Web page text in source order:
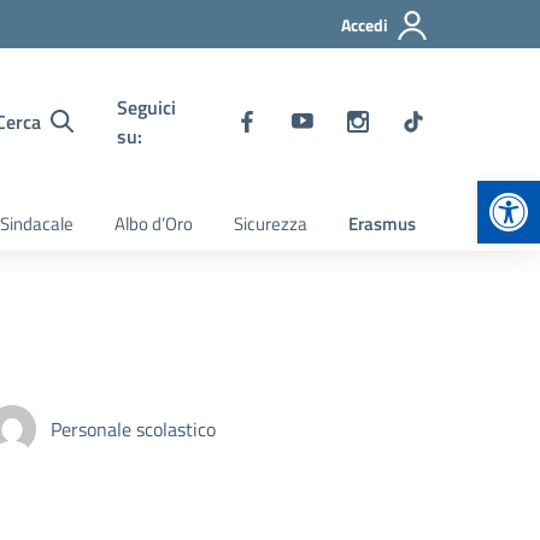
Accedi
Seguici
su:
Albo d’Oro Sicurezza Erasmus
Personale scolastico